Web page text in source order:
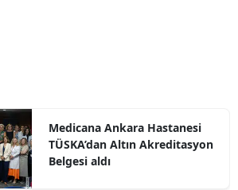
Medicana Ankara Hastanesi
TÜSKA’dan Altın Akreditasyon
Belgesi aldı